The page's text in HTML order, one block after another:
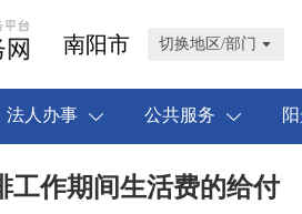
南阳市 切换地区/部门
法人办事 公共服务
工作期间生活费的给付